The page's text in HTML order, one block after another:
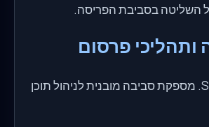
השליטה בסביבת הפריסה.
ותהליכי פרסום
Sapphire I.C.D.S. מספקת סביבה מובנית לניהול תוכן